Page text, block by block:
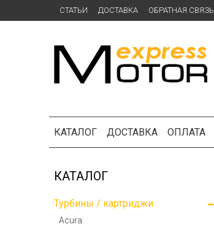
СТАТЬИ ДОСТАВКА ОБРАТНАЯ СВЯЗЬ
КАТАЛОГ ДОСТАВКА ОПЛАТА
КАТАЛОГ
Турбины / картриджи
Acura